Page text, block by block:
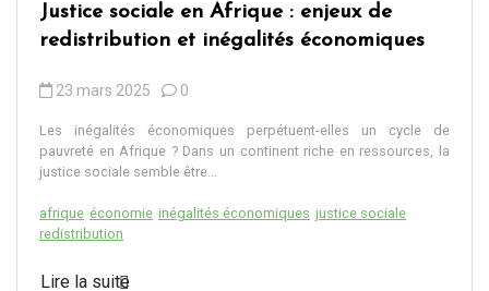
Justice sociale en Afrique : enjeux de
redistribution et inégalités économiques
23 mars 2025 0
Les inégalités économiques perpétuent-elles un cycle de
pauvreté en Afrique ? Dans un continent riche en ressources, la
justice sociale semble être...
afrique économie inégalités économiques justice sociale
redistribution
Lire la suite